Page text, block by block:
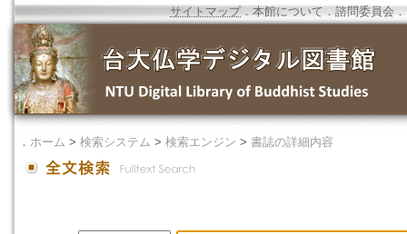
サイトマップ．本館について ． 諮問委員会 ．
． ホーム > 検索システム > 検索エンジン > 書誌の詳細内容